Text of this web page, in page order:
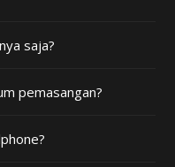
saja?
pemasangan?